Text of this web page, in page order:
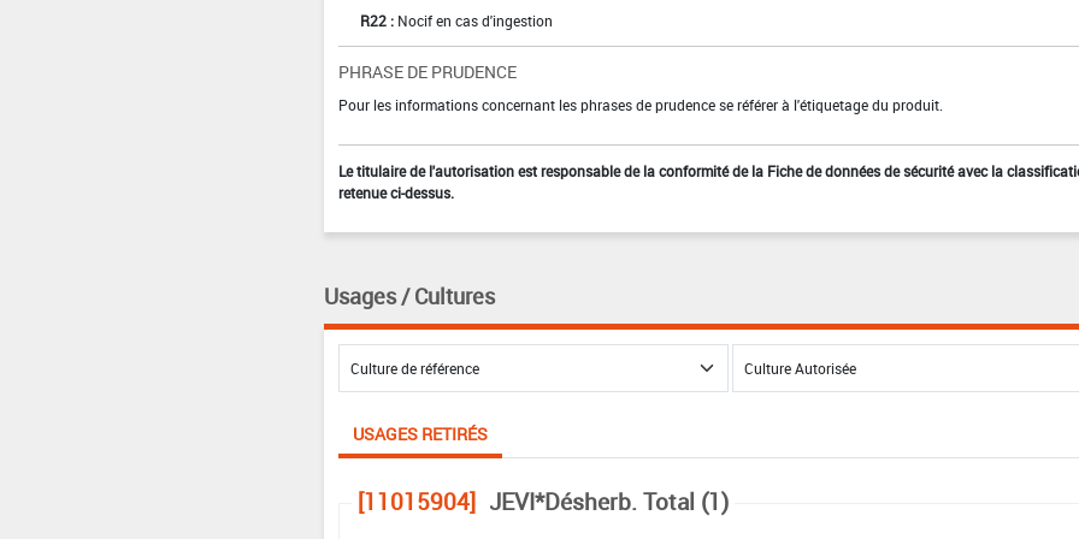
R22 : Nocif en cas d'ingestion
PHRASE DE PRUDENCE
Pour les informations concernant les phrases de prudence se référer à l'étiquetage du produit.
Le titulaire de l'autorisation est responsable de la conformité de la Fiche de données de sécurité avec la
retenue ci-dessus.
Usages / Cultures
USAGES RETIRÉS
[11015904] JEVI*Désherb. Total (1)